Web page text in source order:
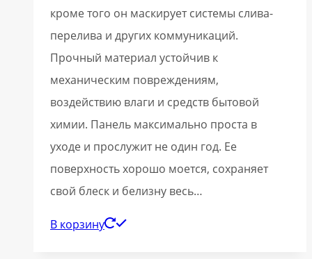
кроме того он маскирует системы слива-
перелива и других коммуникаций.
Прочный материал устойчив к
механическим повреждениям,
воздействию влаги и средств бытовой
химии. Панель максимально проста в
уходе и прослужит не один год. Ее
поверхность хорошо моется, сохраняет
свой блеск и белизну весь…
В корзину